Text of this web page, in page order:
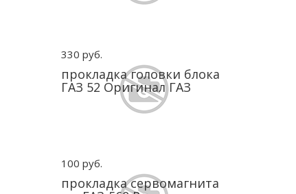
330 руб.
прокладка головки блока
ГАЗ 52 Оригинал ГАЗ
100 руб.
прокладка сервомагнита